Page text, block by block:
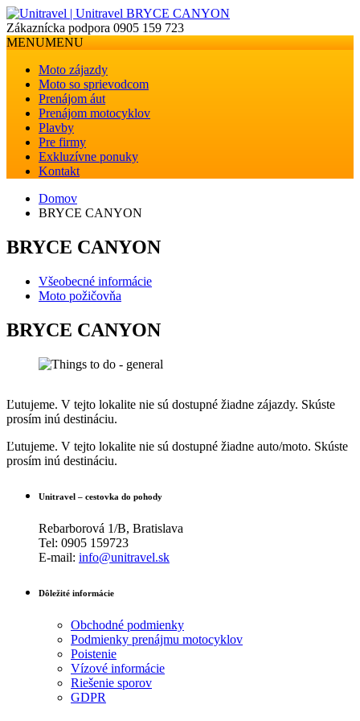
Zákaznícka podpora 0905 159 723
MENUMENU
Moto zájazdy
Moto so sprievodcom
Prenájom áut
Prenájom motocyklov
Plavby
Pre firmy
Exkluzívne ponuky
Kontakt
Domov
BRYCE CANYON
BRYCE CANYON
Všeobecné informácie
Moto požičovňa
BRYCE CANYON
Ľutujeme. V tejto lokalite nie sú dostupné žiadne zájazdy. Skúste
prosím inú destináciu.
Ľutujeme. V tejto lokalite nie sú dostupné žiadne auto/moto. Skúste
prosím inú destináciu.
Unitravel – cestovka do pohody
Rebarborová 1/B, Bratislava
Tel: 0905 159723
E-mail: info@unitravel.sk
Dôležité informácie
Obchodné podmienky
Podmienky prenájmu motocyklov
Poistenie
Vízové informácie
Riešenie sporov
GDPR